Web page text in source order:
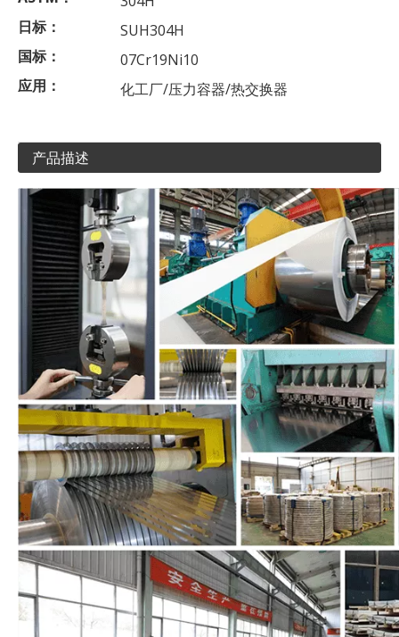
日标：
SUH304H
国标：
07Cr19Ni10
应用：
化工厂/压力容器/热交换器
产品描述